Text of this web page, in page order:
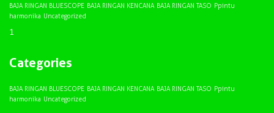
BAJA RINGAN BLUESCOPE BAJA RINGAN KENCANA BAJA RINGAN TASO Ppintu
harmonika Uncategorized
1
Categories
BAJA RINGAN BLUESCOPE BAJA RINGAN KENCANA BAJA RINGAN TASO Ppintu
harmonika Uncategorized